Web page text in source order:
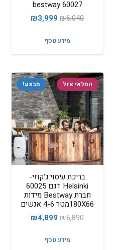
60027 bestway
₪6,040
המחיר
היה:
₪6,040.
₪3,999
המחיר
₪3,999.
מידע נוסף
מבצע! המלאי אזל
בריכת עיסוי ג'קוזי-
Helsinki דגם 60025
חברת Bestway מידות
180X66מטר 4-6 אנשים
₪6,890
המחיר
היה:
₪4,899 המחיר
מידע נוסף